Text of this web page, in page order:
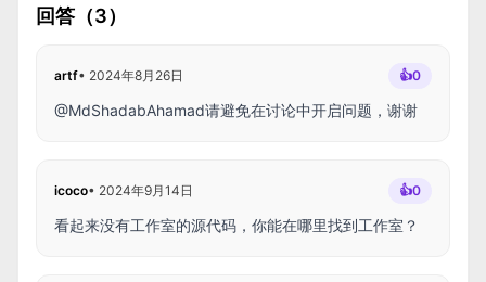
回答（3）
artf• 2024年8月26日 👍0
@MdShadabAhamad请避免在讨论中开启问题，谢谢
icoco• 2024年9月14日 👍0
看起来没有工作室的源代码，你能在哪里找到工作室？